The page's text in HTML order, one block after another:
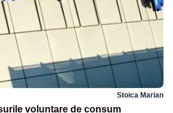
Stoica Marian
voluntare de consum